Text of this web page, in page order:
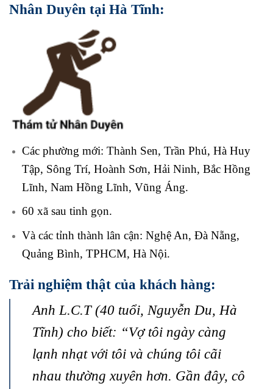
Nhân Duyên tại Hà Tĩnh:
Các phường mới: Thành Sen, Trần Phú, Hà Huy
Tập, Sông Trí, Hoành Sơn, Hải Ninh, Bắc Hồng
Lĩnh, Nam Hồng Lĩnh, Vũng Áng.
60 xã sau tinh gọn.
Và các tỉnh thành lân cận: Nghệ An, Đà Nẵng,
Quảng Bình, TPHCM, Hà Nội.
Trải nghiệm thật của khách hàng:
Anh L.C.T (40 tuổi, Nguyễn Du, Hà
Tĩnh) cho biết: “Vợ tôi ngày càng
lạnh nhạt với tôi và chúng tôi cãi
nhau thường xuyên hơn. Gần đây, cô